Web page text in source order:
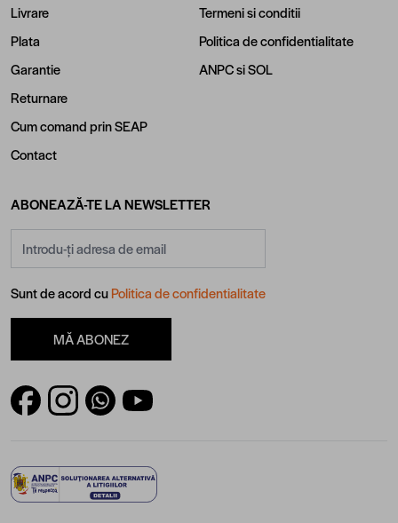
Livrare
Plata
Garantie
Returnare
Cum comand prin SEAP
Contact
Termeni si conditii
Politica de confidentialitate
ANPCsiSOL
ABONEAZĂ-TE LA NEWSLETTER
Sunt de acord cuPolitica de confidentialitate
MĂ ABONEZ